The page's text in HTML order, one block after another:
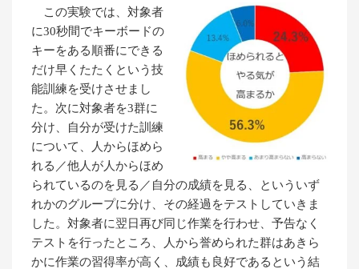
この実験では、対象者
に30秒間でキーボードの
キーをある順番にできる
だけ早くたたくという技
能訓練を受けさせまし
た。次に対象者を3群に
分け、自分が受けた訓練
について、人からほめら
れる／他人が人からほめ
られているのを見る／自分の成績を見る、といういず
れかのグループに分け、その経過をテストしていきま
した。対象者に翌日再び同じ作業を行わせ、予告なく
テストを行ったところ、人から誉められた群はあきら
かに作業の習得率が高く、成績も良好であるという結